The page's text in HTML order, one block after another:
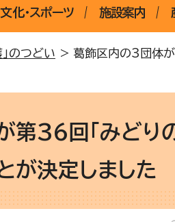
化・スポーツ 施設案内
のつどい > 葛飾区内の3団体が
36回「みどり
が決定しました